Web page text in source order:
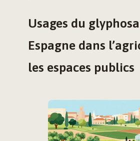
Usages du
Espagne dans
les espaces publics